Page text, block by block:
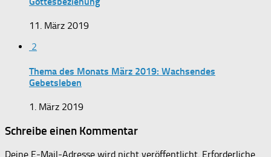
11. März 2019
2
Thema des Monats März 2019: Wachsendes
Gebetsleben
1. März 2019
Schreibe einen Kommentar
Deine E-Mail-Adresse wird nicht veröffentlicht. Erforderliche